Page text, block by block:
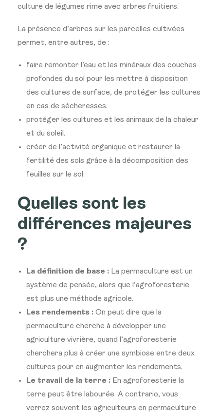
culture de légumes rime avec arbres fruitiers.
La présence d’arbres sur les parcelles cultivées
permet, entre autres, de :
faire remonter l’eau et les minéraux des couches
profondes du sol pour les mettre à disposition
des cultures de surface, de protéger les cultures
en cas de sécheresses.
protéger les cultures et les animaux de la chaleur
et du soleil.
créer de l’activité organique et restaurer la
fertilité des sols grâce à la décomposition des
feuilles sur le sol.
Quelles sont les
différences majeures
?
La définition de base : La permaculture est un
système de pensée, alors que l’agroforesterie
est plus une méthode agricole.
Les rendements : On peut dire que la
permaculture cherche à développer une
agriculture vivrière, quand l’agroforesterie
cherchera plus à créer une symbiose entre deux
cultures pour en augmenter les rendements.
Le travail de la terre : En agroforesterie la
terre peut être labourée. A contrario, vous
verrez souvent les agriculteurs en permaculture